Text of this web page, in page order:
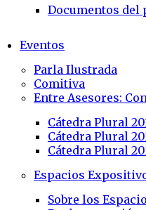
Documentos del
Eventos
Parla Ilustrada
Comitiva
Entre Asesores:
Cátedra Plural
Cátedra Plural
Cátedra Plural
Espacios
Sobre los